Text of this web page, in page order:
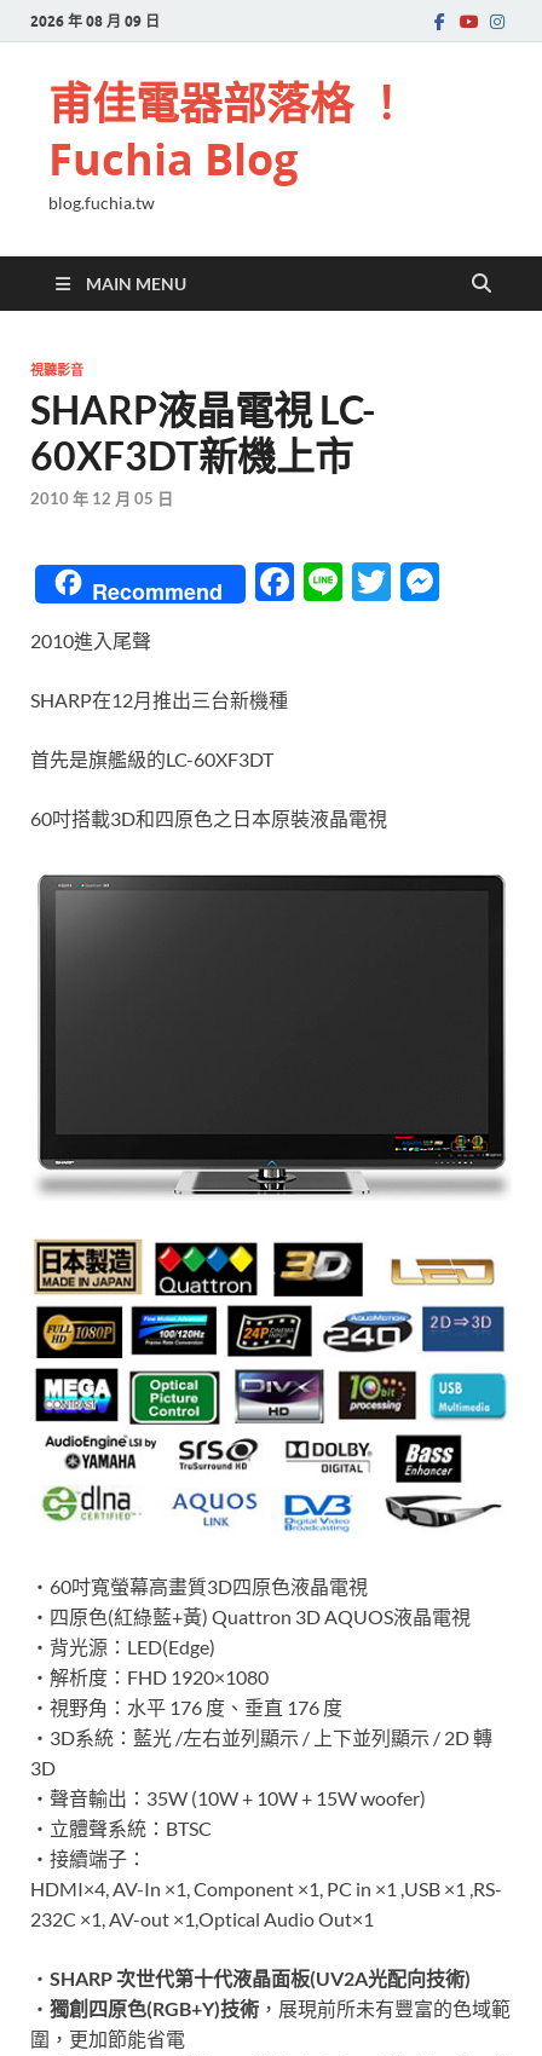
2026 年 08 月 09 日
甫佳電器部落格 ！
Fuchia Blog
blog.fuchia.tw
MAIN MENU
視聽影音
SHARP液晶電視 LC-
60XF3DT新機上市
2010 年 12 月 05 日
Recommend
F
k
Li
T
2010進入尾聲
SHARP在12月推出三台新機種
首先是旗艦級的LC-60XF3DT
60吋搭載3D和四原色之日本原裝液晶電視
‧60吋寬螢幕高畫質3D四原色液晶電視
‧四原色(紅綠藍+黃) Quattron 3D AQUOS液晶電視
‧背光源：LED(Edge)
‧解析度：FHD 1920×1080
‧視野角：水平 176 度、垂直 176 度
‧3D系統：藍光 /左右並列顯示 / 上下並列顯示 / 2D 轉
3D
‧聲音輸出：35W (10W + 10W + 15W woofer)
‧立體聲系統：BTSC
‧接續端子：
HDMI×4, AV-In ×1, Component ×1, PC in ×1 ,USB ×1 ,RS-
232C ×1, AV-out ×1,Optical Audio Out×1
‧ SHARP 次世代第十代液晶面板(UV2A光配向技術)
‧ 獨創四原色(RGB+Y)技術 ，展現前所未有豐富的色域範
圍，更加節能省電